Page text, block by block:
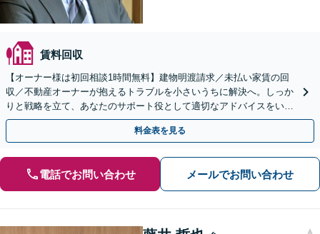
賃料回収
【オーナー様は初回相談1時間無料】建物明渡請求／未払い家賃の回
収／不動産オーナーが抱えるトラブルを小さいうちに解決へ。しっか
りと戦略を立て、あなたのサポート役として適切なアドバイスをいた
します。まずはお早めのご相談を【京都市役所前駅1分】
料金表を見る
電話でお問い合わせ メールでお問い合わせ